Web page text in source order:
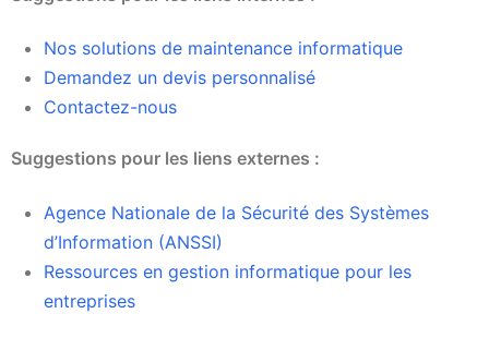
Nos solutions de maintenance informatique
Demandez un devis personnalisé
Contactez-nous
Suggestions pour les liens externes :
Agence Nationale de la Sécurité des Systèmes
d’Information (ANSSI)
Ressources en gestion informatique pour les
entreprises